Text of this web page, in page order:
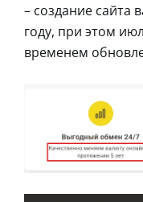
– создание сайта
году, при этом
временем